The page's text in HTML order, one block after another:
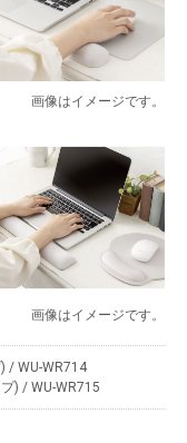
画像はイメージです。
画像はイメージです。
/ WU-WR714
) / WU-WR715